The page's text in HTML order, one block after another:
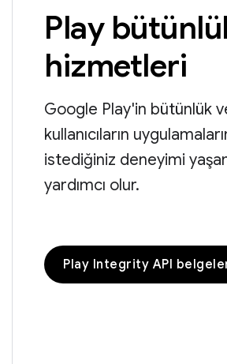
Play
hizmetleri
Google Play'in bütünlük
kullanıcıların
istediğiniz deneyimi
yardımcı olur.
Play Integrity API